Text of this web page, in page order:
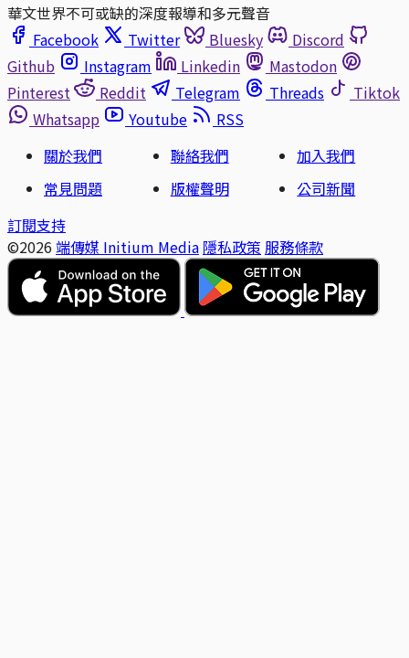
華文世界不可或缺的深度報導和多元聲音
Facebook
Twitter Bluesky
Discord
Github
Instagram Linkedin
Mastodon
Pinterest
Reddit Telegram Threads
Tiktok
Whatsapp
Youtube
RSS
關於我們
聯絡我們
加入我們
常見問題
版權聲明
公司新聞
訂閱支持
©2026 端傳媒 Initium Media 隱私政策 服務條款